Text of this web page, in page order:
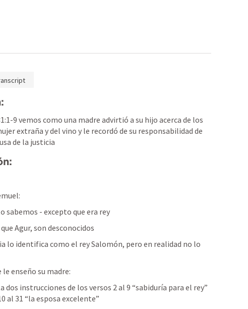
9 vemos como una madre advirtió a su hijo acerca de los
extraña y del vino y le recordó de su responsabilidad de
de la justicia
sabemos - excepto que era rey
Agur, son desconocidos
lo identifica como el rey Salomón, pero en realidad no lo
enseño su madre:
dos instrucciones de los versos 2 al 9 “sabiduría para el rey”
al 31 “la esposa excelente”